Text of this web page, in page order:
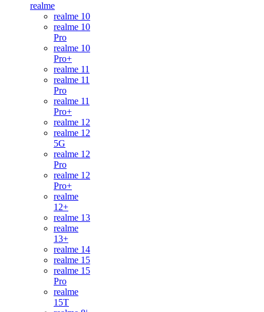
realme
realme 10
realme 10
Pro
realme 10
Pro+
realme 11
realme 11
Pro
realme 11
Pro+
realme 12
realme 12
5G
realme 12
Pro
realme 12
Pro+
realme
12+
realme 13
realme
13+
realme 14
realme 15
realme 15
Pro
realme
15T